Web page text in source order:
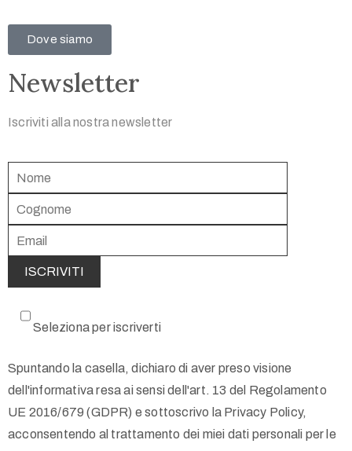
Dove siamo
Newsletter
Iscriviti alla nostra newsletter
Seleziona per iscriverti
Spuntando la casella, dichiaro di aver preso visione
dell'informativa resa ai sensi dell'art. 13 del Regolamento
UE 2016/679 (GDPR) e sottoscrivo la Privacy Policy,
acconsentendo al trattamento dei miei dati personali per le